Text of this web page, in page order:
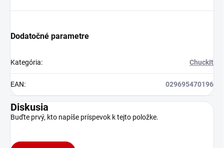
Dodatočné parametre
Kategória: ChuckIt
EAN: 029695470196
Diskusia
Buďte prvý, kto napíše príspevok k tejto položke.